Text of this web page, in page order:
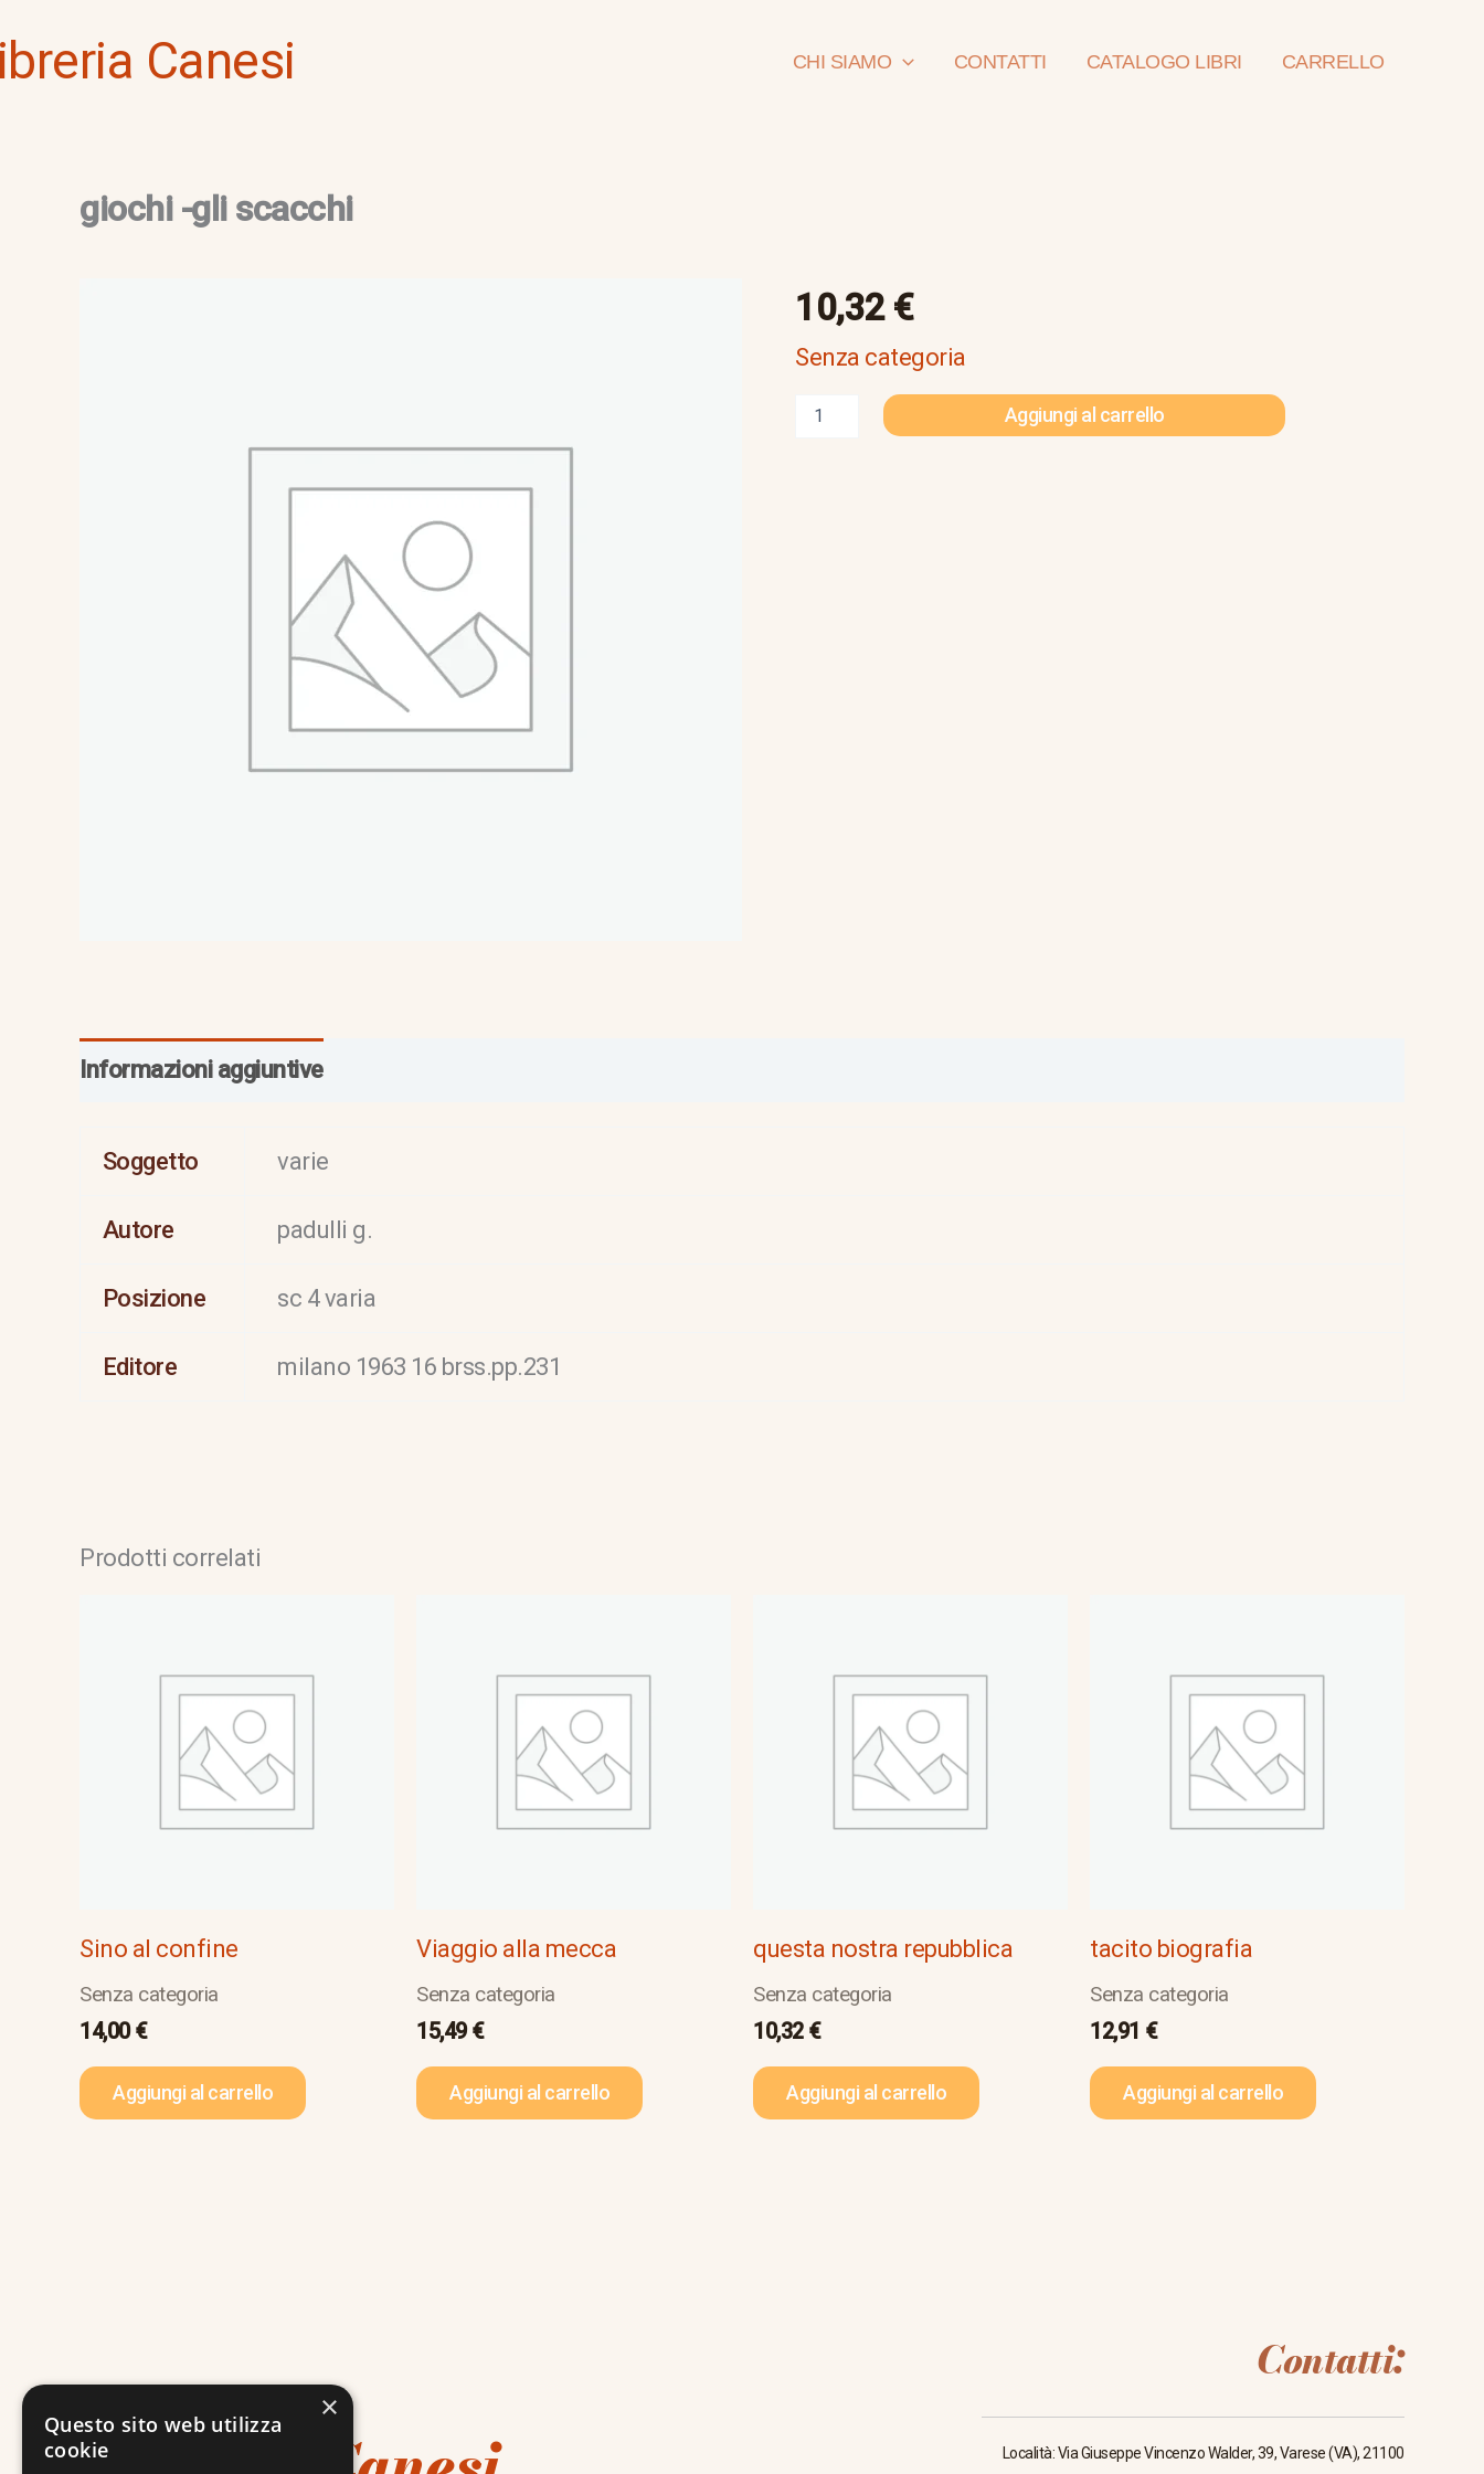
al
Canesi CHI SIAMO CONTATTI CATALOGO LIBRI CARRELLO
giochi -gli scacchi
10,32 €
Senza categoria
giochi
scacchi
Aggiungi al carrello
Informazioni aggiuntive
Soggetto varie
Autore padulli g.
Posizione sc 4 varia
Editore milano 1963 16 brss.pp.231
Prodotti correlati
Sino al confine
Senza categoria
14,00€
Aggiungi al carrello
Viaggio alla mecca
Senza categoria
15,49€
Aggiungi al carrello
questa nostra repubblica
Senza categoria
10,32 €
Aggiungi al carrello
tacito biografia
Senza categoria
12,91 €
Aggiungi al carrello
Contatti:
Località: Via Giuseppe Vincenzo Walder, 39, Varese (VA), 21100
×
Questo sito web utilizza
cookie